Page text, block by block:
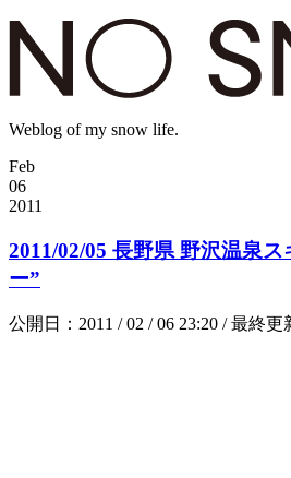
Weblog of my snow life.
Feb
06
2011
2011/02/05 長野県 野沢温泉
ー”
公開日：2011 / 02 / 06 23:20 / 最終更